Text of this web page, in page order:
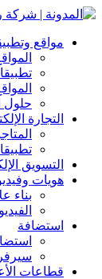
مواقع
حلول
التجارة
التسويق
هويات
بناء
استضافة
قطاعات